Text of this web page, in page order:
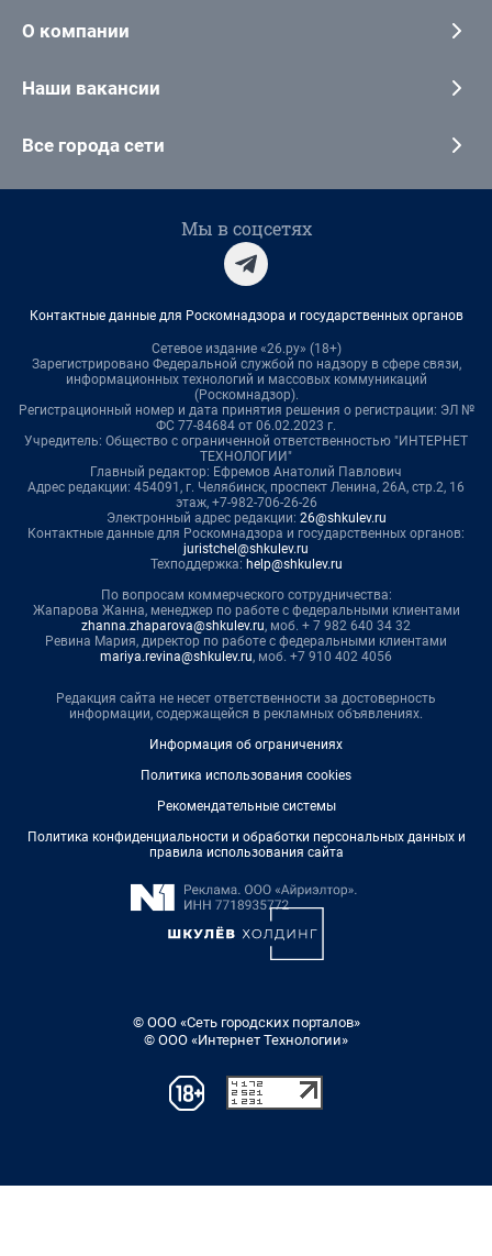
О компании
Наши вакансии
Все города сети
Мы в соцсетях
Контактные данные для Роскомнадзора и государственных органов
Сетевое издание «26.ру» (18+)
Зарегистрировано Федеральной службой по надзору в сфере связи,
информационных технологий и массовых коммуникаций
(Роскомнадзор).
Регистрационный номер и дата принятия решения о регистрации: ЭЛ №
ФС 77-84684 от 06.02.2023 г.
Учредитель: Общество с ограниченной ответственностью "ИНТЕРНЕТ
ТЕХНОЛОГИИ"
Главный редактор: Ефремов Анатолий Павлович
Адрес редакции: 454091, г. Челябинск, проспект Ленина, 26А, стр.2, 16
этаж, +7-982-706-26-26
Электронный адрес редакции: 26@shkulev.ru
Контактные данные для Роскомнадзора и государственных органов:
juristchel@shkulev.ru
Техподдержка: help@shkulev.ru
По вопросам коммерческого сотрудничества:
Жапарова Жанна, менеджер по работе с федеральными клиентами
zhanna.zhaparova@shkulev.ru, моб. + 7 982 640 34 32
Ревина Мария, директор по работе с федеральными клиентами
mariya.revina@shkulev.ru, моб. +7 910 402 4056
Редакция сайта не несет ответственности за достоверность
информации, содержащейся в рекламных объявлениях.
Информация об ограничениях
Политика использования cookies
Рекомендательные системы
Политика конфиденциальности и обработки персональных данных и
правила использования сайта
© ООО «Сеть городских порталов»
© ООО «Интернет Технологии»